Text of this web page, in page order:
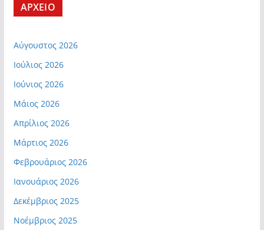
ΑΡΧΕΙΟ
Αύγουστος 2026
Ιούλιος 2026
Ιούνιος 2026
Μάιος 2026
Απρίλιος 2026
Μάρτιος 2026
Φεβρουάριος 2026
Ιανουάριος 2026
Δεκέμβριος 2025
Νοέμβριος 2025